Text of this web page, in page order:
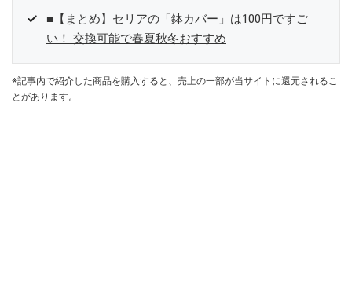
■【まとめ】セリアの「鉢カバー」は100円ですご
い！ 交換可能で春夏秋冬おすすめ
※記事内で紹介した商品を購入すると、売上の一部が当サイトに還元されるこ
とがあります。